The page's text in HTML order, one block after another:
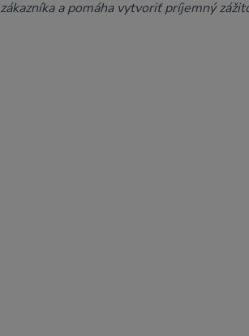
zákazníka a pomáha vytvoriť príjemný